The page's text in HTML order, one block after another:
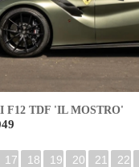
F12 TDF 'IL MOSTRO'
17 18 19 20 21 22